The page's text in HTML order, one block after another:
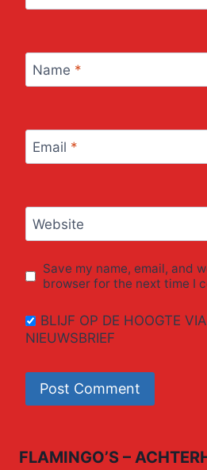
Name *
Email *
Website
Save my name, email, and
browser for the next time I
BLIJF OP DE HOOGTE
NIEUWSBRIEF
FLAMINGO’S –